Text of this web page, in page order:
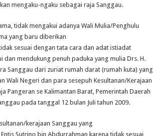
mengaku-ngaku sebagai raja Sanggau.
tidak mengakui adanya Wali Mulia/Penghulu
yang baru diberikan
sesuai dengan tata cara dan adat istiadat
dan mendukung penuh paduka yang mulia Drs. H.
Sanggau dari zuriat rumah darat (rumah kuta) yang
Negeri dan para sesepuh Kesultanan/Kerajaan
Pangeran se Kalimantan Barat, Pemerintah Daerah
pada tanggal 12 bulan Juli tahun 2009.
kerajaan Sanggau yang
Sutrino bin Abdurrahman karena tidak sesuai